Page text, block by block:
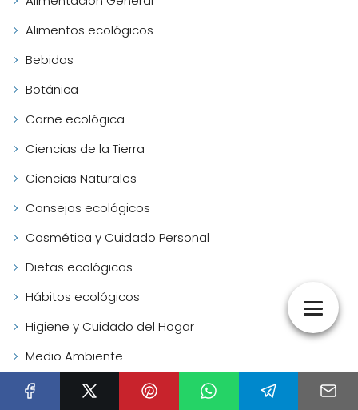
Alimentos ecológicos
Bebidas
Botánica
Carne ecológica
Ciencias de la Tierra
Ciencias Naturales
Consejos ecológicos
Cosmética y Cuidado Personal
Dietas ecológicas
Hábitos ecológicos
Higiene y Cuidado del Hogar
Medio Ambiente
Nutrición